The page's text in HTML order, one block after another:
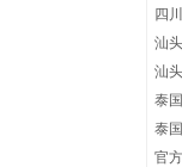
四
汕
汕
泰
泰
官